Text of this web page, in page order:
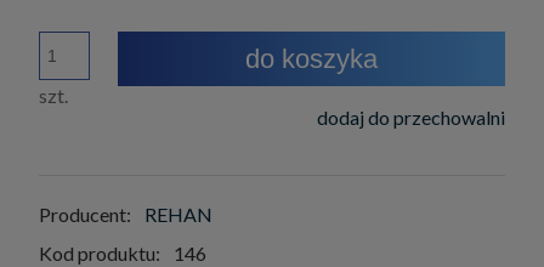
szt.
do koszyka
dodaj do przechowalni
Producent:
REHAN
Kod produktu:
146